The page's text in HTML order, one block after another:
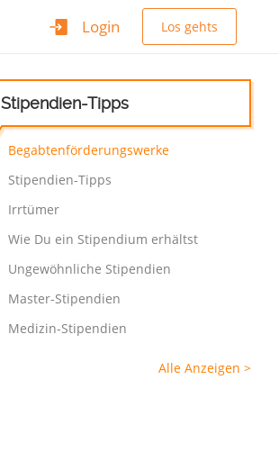
Login Los gehts
Stipendien-Tipps
Begabtenförderungswerke
Stipendien-Tipps
Irrtümer
Wie Du ein Stipendium erhältst
Ungewöhnliche Stipendien
Master-Stipendien
Medizin-Stipendien
Alle Anzeigen >